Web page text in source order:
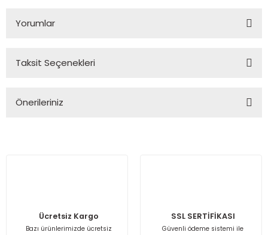
Yorumlar
Taksit Seçenekleri
Önerileriniz
Ürün açıklamasında eksik bilgiler bulunuyor.
Ürün bilgilerinde hatalar bulunuyor.
Ücretsiz Kargo
Bazı ürünlerimizde ücretsiz
SSL SERTİFİKASI
Güvenli ödeme sistemi ile